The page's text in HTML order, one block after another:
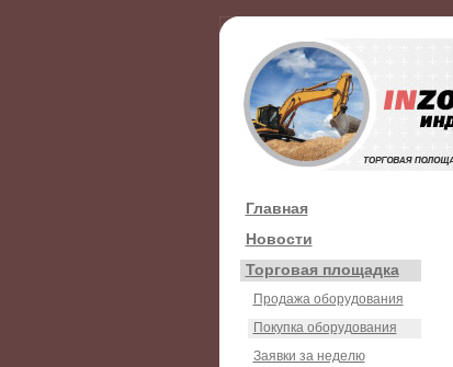
Главная
Новости
Торговая площадка
Продажа оборудования
Покупка оборудования
Заявки за неделю